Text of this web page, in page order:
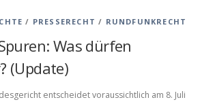
/ PRESSERECHT / RUNDFUNKRECHT
Was dürfen
(Update)
entscheidet voraussichtlich am 8. Juli